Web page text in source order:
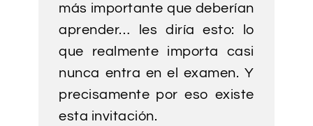
más importante que deberían
aprender… les diría esto: lo
que realmente importa casi
nunca entra en el examen. Y
precisamente por eso existe
esta invitación.